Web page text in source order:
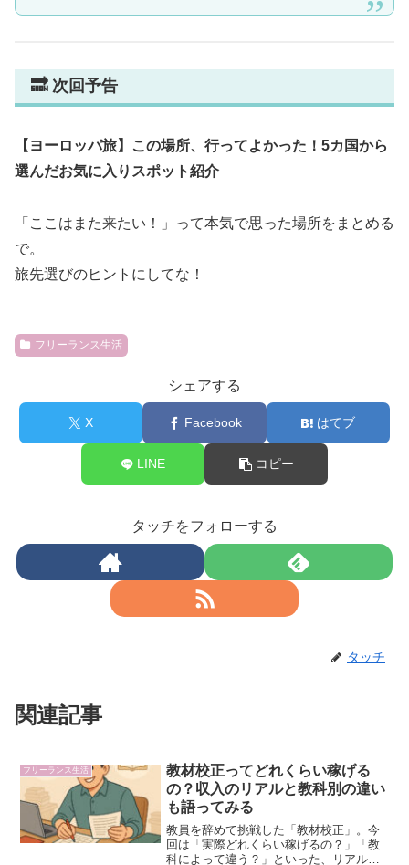
🔜 次回予告
【ヨーロッパ旅】この場所、行ってよかった！5カ国から
選んだお気に入りスポット紹介
「ここはまた来たい！」って本気で思った場所をまとめる
で。
旅先選びのヒントにしてな！
フリーランス生活
シェアする
X Facebook はてブ
LINE コピー
タッチをフォローする
タッチ
関連記事
フリーランス生活
教材校正ってどれくらい稼げる
の？収入のリアルと教科別の違い
も語ってみる
教員を辞めて挑戦した「教材校正」。今
回は「実際どれくらい稼げるの？」「教
科によって違う？」といった、リアルな